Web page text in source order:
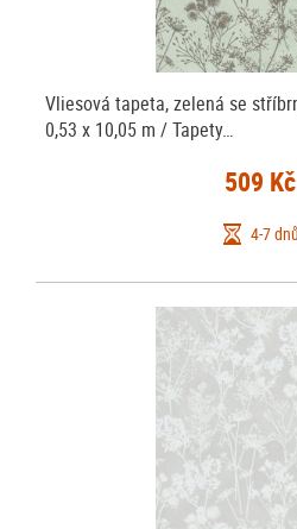
Vliesová tapeta, zelená se
0,53 x 10,05 m / Tapety…
509 Kč
4-7 dnů